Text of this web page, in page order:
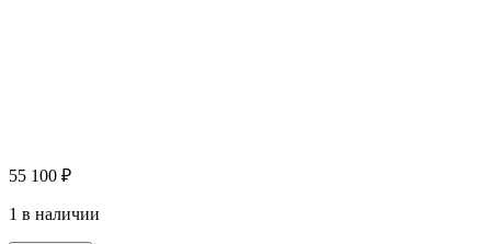
55 100 ₽
1 в наличии